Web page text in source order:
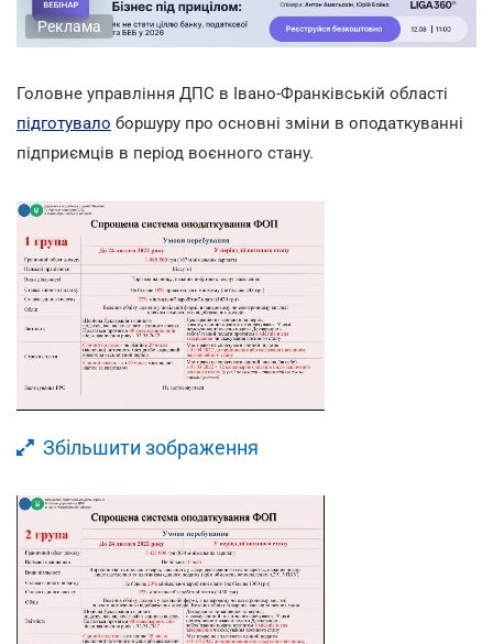
Реклама
Головне управління ДПС в Івано-Франківській області
підготувало боршуру про основні зміни в оподаткуванні
підприємців в період воєнного стану.
Збільшити зображення